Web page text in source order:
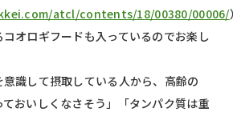
atcl/contents/18/00380/00006/
オロギフードも入っているのでお楽し
識して摂取している人から、高齢の
おいしくなさそう」「タンパク質は重